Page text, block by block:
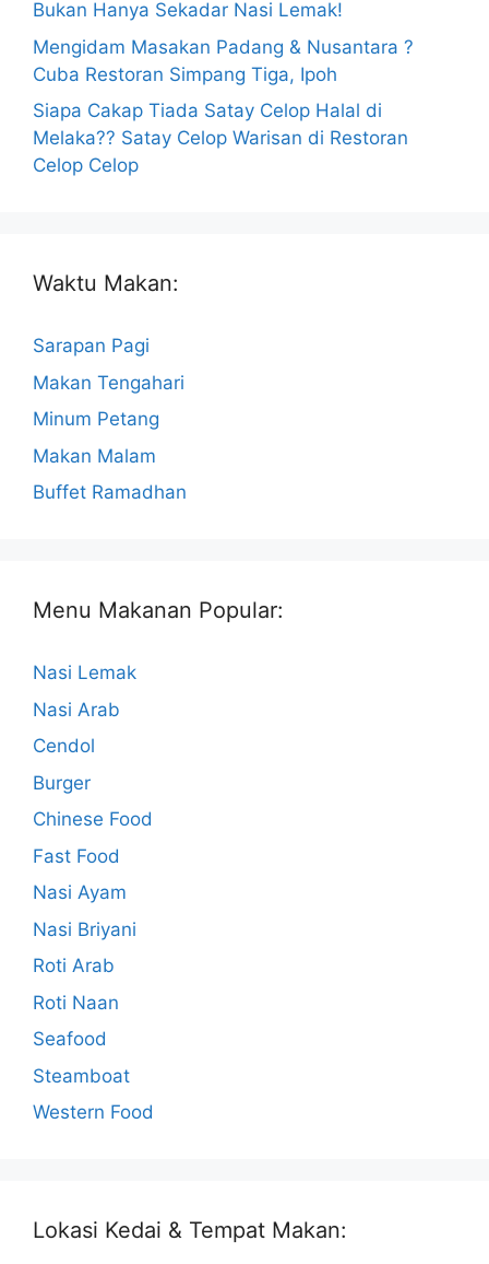
Bukan Hanya Sekadar Nasi Lemak!
Mengidam Masakan Padang & Nusantara ?
Cuba Restoran Simpang Tiga, Ipoh
Siapa Cakap Tiada Satay Celop Halal di
Melaka?? Satay Celop Warisan di Restoran
Celop Celop
Waktu Makan:
Sarapan Pagi
Makan Tengahari
Minum Petang
Makan Malam
Buffet Ramadhan
Menu Makanan Popular:
Nasi Lemak
Nasi Arab
Cendol
Burger
Chinese Food
Fast Food
Nasi Ayam
Nasi Briyani
Roti Arab
Roti Naan
Seafood
Steamboat
Western Food
Lokasi Kedai & Tempat Makan: